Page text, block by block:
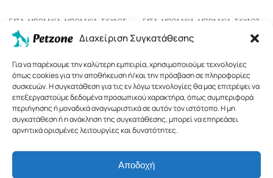
Διαχείριση Συγκατάθεσης
Για να παρέχουμε την καλύτερη εμπειρία, χρησιμοποιούμε τεχνολογίες
όπως cookies για την αποθήκευση ή/και την πρόσβαση σε πληροφορίες
συσκευών. Η συγκατάθεση για τις εν λόγω τεχνολογίες θα μας επιτρέψει να
επεξεργαστούμε δεδομένα προσωπικού χαρακτήρα, όπως συμπεριφορά
περιήγησης ή μοναδικά αναγνωριστικά σε αυτόν τον ιστότοπο. Η μη
συγκατάθεση ή η ανάκληση της συγκατάθεσης, μπορεί να επηρεάσει
αρνητικά ορισμένες λειτουργίες και δυνατότητες.
Αποδοχή
ΓΆΤΑ ,ΜΠΟΛΆΚΙΑ ,ΜΠΟΛΆΚΙΑ ,ΣΚΎΛΟΣ
Pet Camelot Ανοξείδωτο Μπολ
Με Αντιολισθητική Βάση 900ml
Αγορά
ΓΆΤΑ ,ΜΠΟΛΆΚΙΑ ,ΜΠΟΛΆΚΙΑ ,ΣΚΎΛΟΣ
Pet Camelot Διπλό Ανοξείδωτο
Μπολ Με Βάση 1500ml
Αγορά